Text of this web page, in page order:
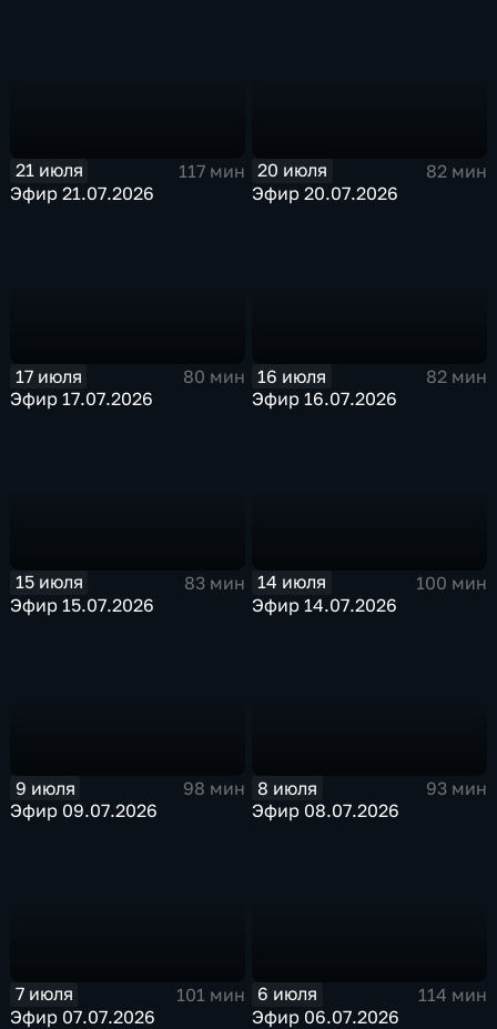
21 июля
117 мин
Эфир 21.07.2026
20 июля
82 мин
Эфир 20.07.2026
17 июля
80 мин
Эфир 17.07.2026
16 июля
82 мин
Эфир 16.07.2026
15 июля
83 мин
Эфир 15.07.2026
14 июля
100 мин
Эфир 14.07.2026
9 июля
98 мин
Эфир 09.07.2026
8 июля
93 мин
Эфир 08.07.2026
7 июля
101 мин
Эфир 07.07.2026
6 июля
114 мин
Эфир 06.07.2026